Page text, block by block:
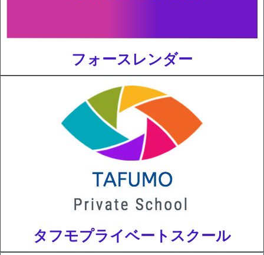
フォースレンダー
タフモプライベートスクール